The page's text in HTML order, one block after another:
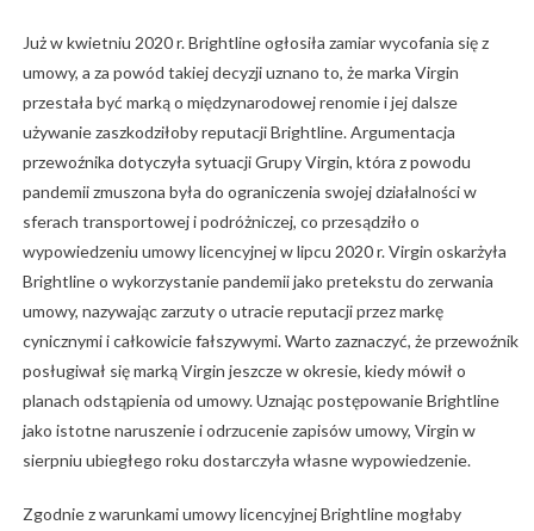
Już w kwietniu 2020 r. Brightline ogłosiła zamiar wycofania się z
umowy, a za powód takiej decyzji uznano to, że marka Virgin
przestała być marką o międzynarodowej renomie i jej dalsze
używanie zaszkodziłoby reputacji Brightline. Argumentacja
przewoźnika dotyczyła sytuacji Grupy Virgin, która z powodu
pandemii zmuszona była do ograniczenia swojej działalności w
sferach transportowej i podróżniczej, co przesądziło o
wypowiedzeniu umowy licencyjnej w lipcu 2020 r. Virgin oskarżyła
Brightline o wykorzystanie pandemii jako pretekstu do zerwania
umowy, nazywając zarzuty o utracie reputacji przez markę
cynicznymi i całkowicie fałszywymi. Warto zaznaczyć, że przewoźnik
posługiwał się marką Virgin jeszcze w okresie, kiedy mówił o
planach odstąpienia od umowy. Uznając postępowanie Brightline
jako istotne naruszenie i odrzucenie zapisów umowy, Virgin w
sierpniu ubiegłego roku dostarczyła własne wypowiedzenie.
Zgodnie z warunkami umowy licencyjnej Brightline mogłaby